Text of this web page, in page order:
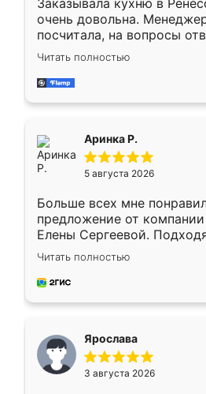
Заказывала кухню в
очень довольна.
посчитала, на вопросы
Замерщик приехал в
делу со всей
за день, ребята работали
Читать полностью
Аринка Р.
5 августа 2026
Больше всех мне
предложение от компании
Елены Сергеевой.
короткие сроки
для замера сотрудник
предложил по моему
Читать полностью
Ярослава
3 августа 2026